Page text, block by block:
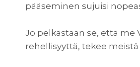
pääseminen sujuisi
Jo pelkästään se, että me
rehellisyyttä, tekee